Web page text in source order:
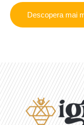
Descopera mai